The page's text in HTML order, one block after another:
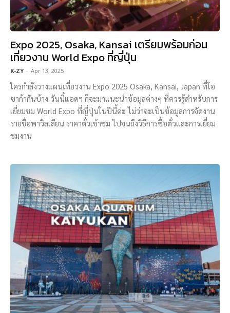
Expo 2025, Osaka, Kansai เตรียมพร้อมก่อน
เที่ยวงาน World Expo ที่ญี่ปุ่น
K-ZY - Apr 13, 2025
ใครกำลังวางแผนเที่ยวงาน Expo 2025 Osaka, Kansai, Japan ที่โอ
ซาก้ากันบ้าง วันนี้แอดฯ ก็จะมาแนะนำข้อมูลต่างๆ ที่ควรรู้สำหรับการ
เยี่ยมชม World Expo ที่ญี่ปุ่นในปีนี้ค่ะ ไม่ว่าจะเป็นข้อมูลการจัดงาน
รายชื่อพาวิลเลียน ราคาตั๋วเข้าชม ไปจนถึงวิธีการซื้อตั๋วและการเยี่ยม
ชมงาน